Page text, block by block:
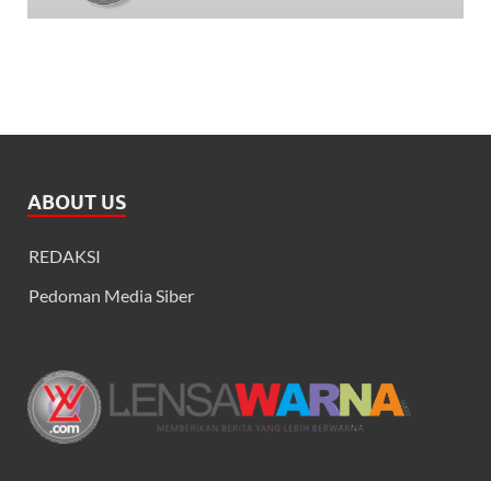
ABOUT US
REDAKSI
Pedoman Media Siber